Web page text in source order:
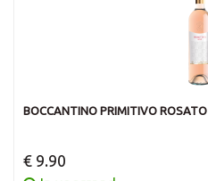
BOCCANTINO PRIMITIVO ROSATO
€ 9.90